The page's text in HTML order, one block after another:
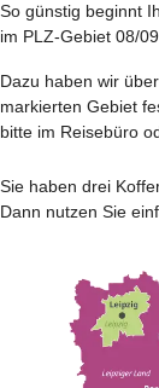
So günstig beginnt
im PLZ-Gebiet 08/
Dazu haben wir
markierten Gebiet
bitte im Reisebüro
Sie haben drei
Dann nutzen Sie